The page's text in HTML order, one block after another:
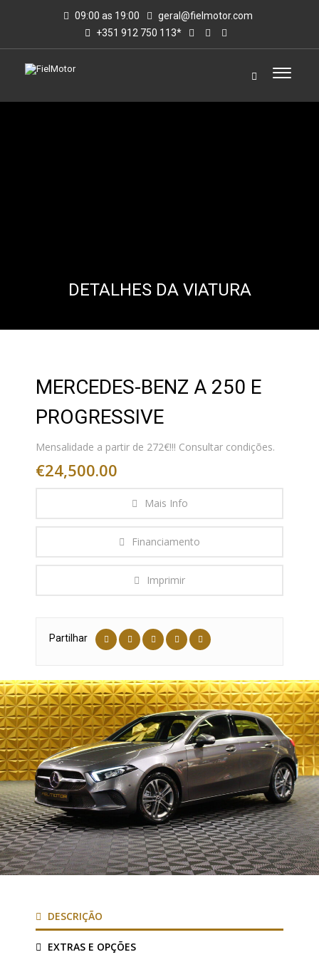
09:00 as 19:00
geral@fielmotor.com
+351 912 750 113*
DETALHES DA VIATURA
MERCEDES-BENZ A 250 E
PROGRESSIVE
Mensalidade a partir de 272€!!! Consultar condições.
€24,500.00
Mais Info
Financiamento
Imprimir
Partilhar
DESCRIÇÃO
EXTRAS E OPÇÕES